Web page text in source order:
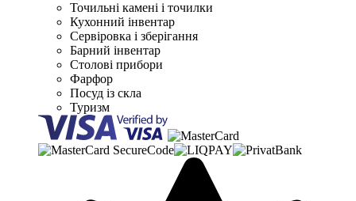
Точильні камені і точилки
Кухонний інвентар
Сервіровка і зберігання
Барний інвентар
Столові прибори
Фарфор
Посуд із скла
Туризм